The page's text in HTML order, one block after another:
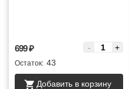
699₽ - +
Остаток: 43
Добавить в корзину